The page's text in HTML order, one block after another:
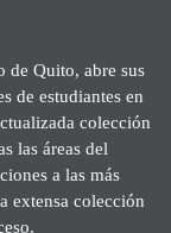
de Quito, abre sus
de estudiantes en
colección
las áreas del
a las más
extensa colección